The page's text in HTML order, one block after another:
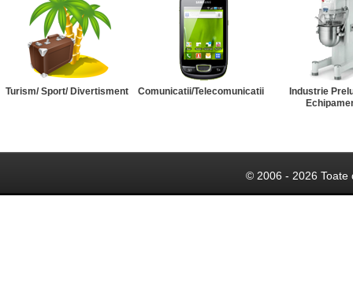
Turism/ Sport/ Divertisment Comunicatii/Telecomunicatii
Industrie
© 2006 - 2026